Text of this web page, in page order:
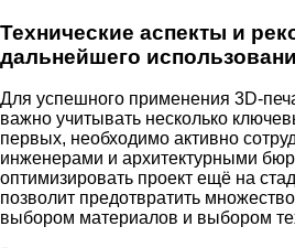
Технические аспекты и
дальнейшего
Для успешного применения 3D-
важно учитывать несколько
первых, необходимо активно
инженерами и архитектурными
оптимизировать проект ещё на
позволит предотвратить
выбором материалов и выбором